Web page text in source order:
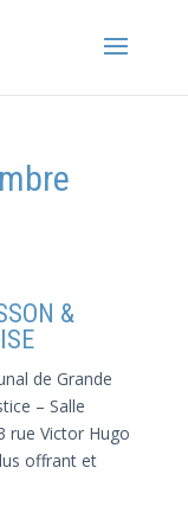
&
de Grande
– Salle
rue Victor Hugo
offrant et